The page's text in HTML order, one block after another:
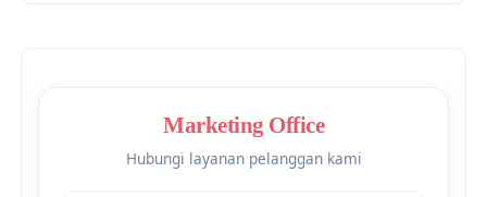
Marketing Office
Hubungi layanan pelanggan kami